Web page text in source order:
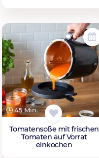
45 Min.
Tomatensoße mit frischen
Tomaten auf Vorrat
einkochen